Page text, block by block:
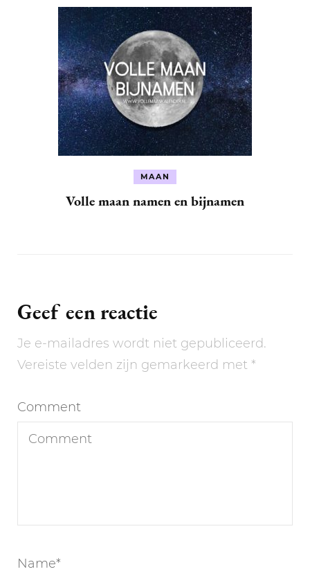
MAAN
Volle maan namen en bijnamen
Geef een reactie
Je e-mailadres wordt niet gepubliceerd.
Vereiste velden zijn gemarkeerd met *
Comment
Name*